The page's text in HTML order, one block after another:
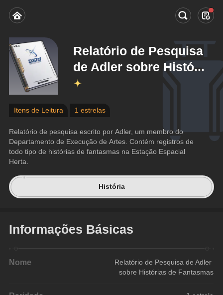
Relatório de Pesquisa
de Adler sobre Histó...
Itens de Leitura 1 estrelas
Relatório de pesquisa escrito por Adler, um membro do
Departamento de Execução de Artes. Contém registros de
todo tipo de histórias de fantasmas na Estação Espacial
Herta.
História
Informações Básicas
Nome
Relatório de Pesquisa de Adler
sobre Histórias de Fantasmas